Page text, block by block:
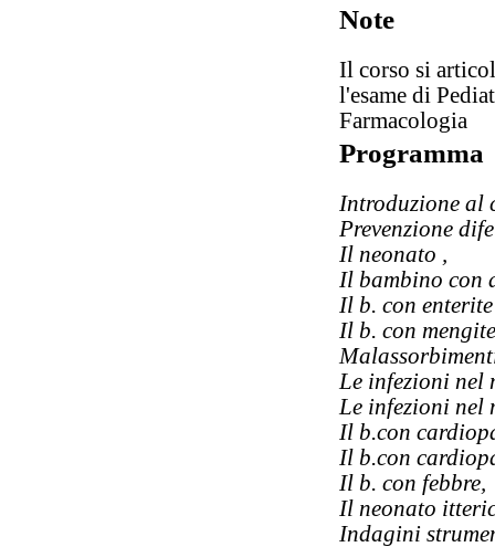
Note
Il corso si
l'esame di
Farmacologia
Programma
Introduzione al
Prevenzione
Il neonato ,
Il bambino con
Il b. con
Il b. con
Le infezioni nel
Le infezioni nel
Il b.con
Il b.con
Il b. con febbre,
Il neonato
Indagini